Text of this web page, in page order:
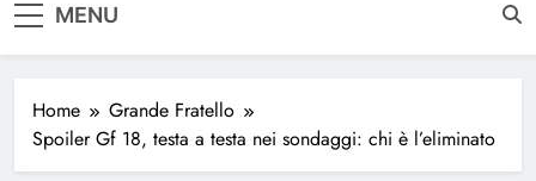
MENU
Home
Grande Fratello
Spoiler Gf 18, testa a testa nei sondaggi: chi è l’eliminato